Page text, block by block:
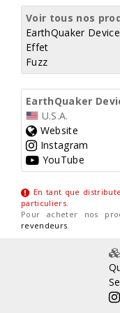
Voir tous nos
EarthQuaker
Effet
Fuzz
EarthQuaker
U.S.A.
Website
Instagram
YouTube
En tant que
particuliers.
Pour acheter nos
revendeurs.